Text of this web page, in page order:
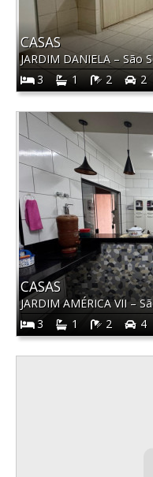
CASAS
JARDIM DANIELA–São
3
1 2 2
CASAS
JARDIM AMÉRICA VII–
3
1 2 4